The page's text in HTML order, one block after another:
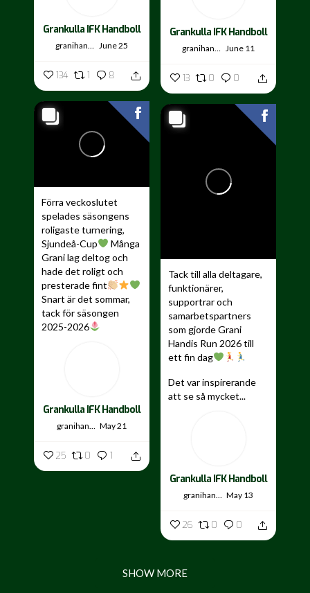
Grankulla IFK Handboll
granihandis June 25
134 1 8
Grankulla IFK Handboll
granihandis June 11
13 0 0
Förra veckoslutet
spelades säsongens
roligaste turnering,
Sjundeå-Cup
Många
Grani lag deltog och
hade det roligt och
presterade fint
Snart är det sommar,
tack för säsongen
2025-2026
Grankulla IFK Handboll
granihandis May 21
25 0 1
Tack till alla deltagare,
funktionärer,
supportrar och
samarbetspartners
som gjorde Grani
Handis Run 2026 till
ett fin dag
Det var inspirerande
att se så mycket...
Grankulla IFK Handboll
granihandis May 13
26 0 0
SHOW MORE